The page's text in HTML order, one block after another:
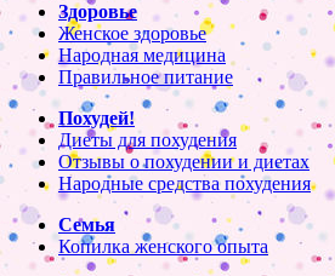
Здоровье
Женское здоровье
Народная медицина
Правильное питание
Похудей!
Диеты для похудения
Отзывы о похудении и диетах
Народные средства похудения
Семья
Копилка женского опыта